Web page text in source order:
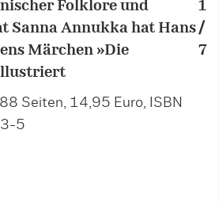
Folklore und
Sanna Annukka hat Hans
Märchen »Die
Seiten, 14,95 Euro, ISBN
5
1
/
7